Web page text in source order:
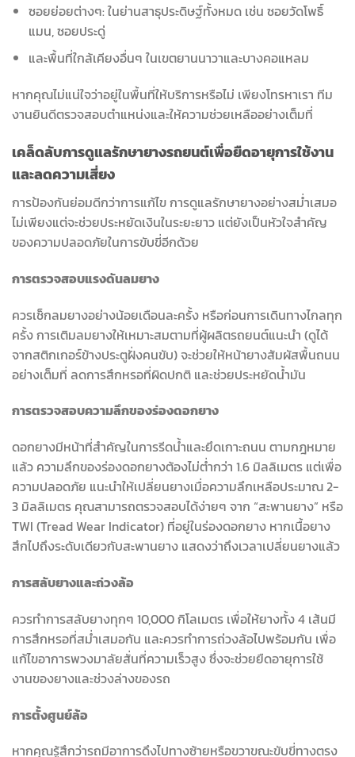
ซอยย่อยต่างๆ: ในย่านสาธุประดิษฐ์ทั้งหมด เช่น ซอยวัดโพธิ์
แมน, ซอยประดู่
และพื้นที่ใกล้เคียงอื่นๆ ในเขตยานนาวาและบางคอแหลม
หากคุณไม่แน่ใจว่าอยู่ในพื้นที่ให้บริการหรือไม่ เพียงโทรหาเรา ทีม
งานยินดีตรวจสอบตำแหน่งและให้ความช่วยเหลืออย่างเต็มที่
เคล็ดลับการดูแลรักษายางรถยนต์เพื่อยืดอายุการใช้งาน
และลดความเสี่ยง
การป้องกันย่อมดีกว่าการแก้ไข การดูแลรักษายางอย่างสม่ำเสมอ
ไม่เพียงแต่จะช่วยประหยัดเงินในระยะยาว แต่ยังเป็นหัวใจสำคัญ
ของความปลอดภัยในการขับขี่อีกด้วย
การตรวจสอบแรงดันลมยาง
ควรเช็กลมยางอย่างน้อยเดือนละครั้ง หรือก่อนการเดินทางไกลทุก
ครั้ง การเติมลมยางให้เหมาะสมตามที่ผู้ผลิตรถยนต์แนะนำ (ดูได้
จากสติกเกอร์ข้างประตูฝั่งคนขับ) จะช่วยให้หน้ายางสัมผัสพื้นถนน
อย่างเต็มที่ ลดการสึกหรอที่ผิดปกติ และช่วยประหยัดน้ำมัน
การตรวจสอบความลึกของร่องดอกยาง
ดอกยางมีหน้าที่สำคัญในการรีดน้ำและยึดเกาะถนน ตามกฎหมาย
แล้ว ความลึกของร่องดอกยางต้องไม่ต่ำกว่า 1.6 มิลลิเมตร แต่เพื่อ
ความปลอดภัย แนะนำให้เปลี่ยนยางเมื่อความลึกเหลือประมาณ 2-
3 มิลลิเมตร คุณสามารถตรวจสอบได้ง่ายๆ จาก “สะพานยาง” หรือ
TWI (Tread Wear Indicator) ที่อยู่ในร่องดอกยาง หากเนื้อยาง
สึกไปถึงระดับเดียวกับสะพานยาง แสดงว่าถึงเวลาเปลี่ยนยางแล้ว
การสลับยางและถ่วงล้อ
ควรทำการสลับยางทุกๆ 10,000 กิโลเมตร เพื่อให้ยางทั้ง 4 เส้นมี
การสึกหรอที่สม่ำเสมอกัน และควรทำการถ่วงล้อไปพร้อมกัน เพื่อ
แก้ไขอาการพวงมาลัยสั่นที่ความเร็วสูง ซึ่งจะช่วยยืดอายุการใช้
งานของยางและช่วงล่างของรถ
การตั้งศูนย์ล้อ
หากคุณรู้สึกว่ารถมีอาการดึงไปทางซ้ายหรือขวาขณะขับขี่ทางตรง